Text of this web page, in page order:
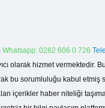
Whatsapp: 0262 606 0 726
olarak hizmet
bu sorumluluğu kabul etmiş
içerikler haber niteliği